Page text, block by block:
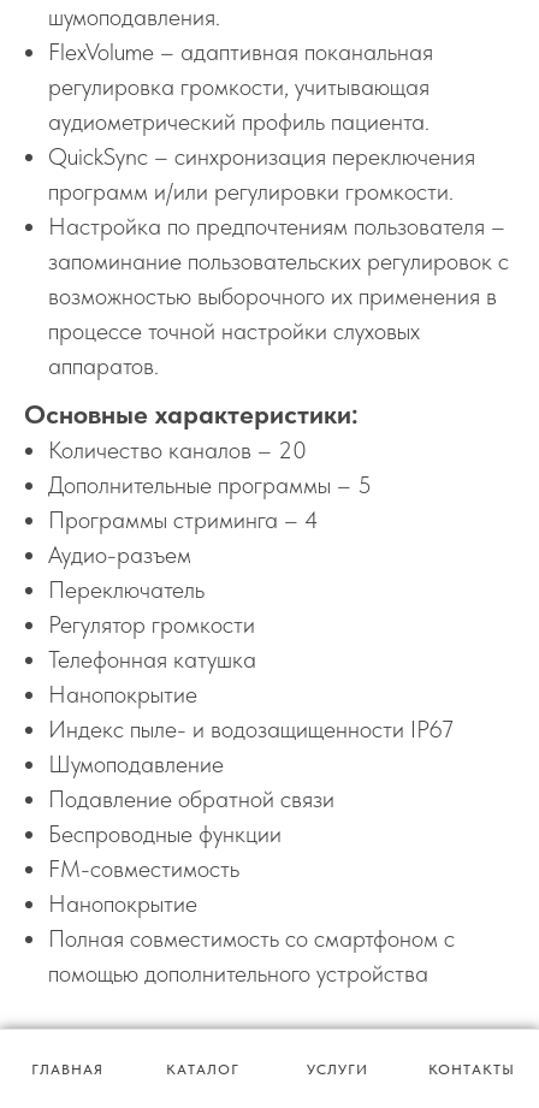
ГЛАВНАЯ КАТАЛОГ УСЛУГИ КОНТАКТЫ
шумоподавления.
FlexVolume – адаптивная поканальная
регулировка громкости, учитывающая
аудиометрический профиль пациента.
QuickSync – синхронизация переключения
программ и/или регулировки громкости.
Настройка по предпочтениям пользователя –
запоминание пользовательских регулировок с
возможностью выборочного их применения в
процессе точной настройки слуховых
аппаратов.
Основные характеристики:
Количество каналов – 20
Дополнительные программы – 5
Программы стриминга – 4
Аудио-разъем
Переключатель
Регулятор громкости
Телефонная катушка
Нанопокрытие
Индекс пыле- и водозащищенности IP67
Шумоподавление
Подавление обратной связи
Беспроводные функции
FM-совместимость
Нанопокрытие
Полная совместимость со смартфоном с
помощью дополнительного устройства